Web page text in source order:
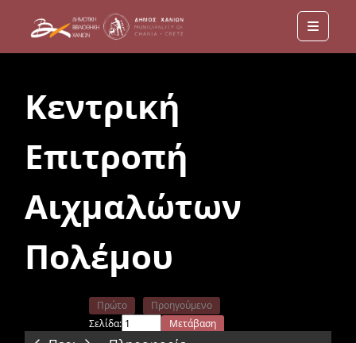
Menu
Κεντρική
Επιτροπή
Αιχμαλώτων
Πολέμου
Πρώτο
Προηγούμενο
Σελίδα:
Μετάβαση